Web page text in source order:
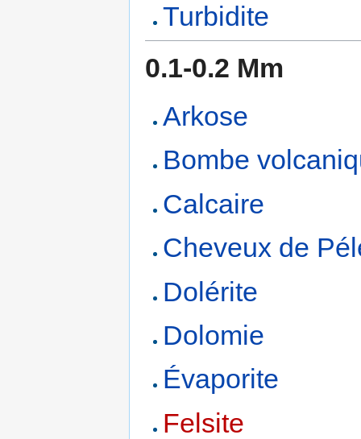
Turbidite
0.1-0.2 Mm
Arkose
Bombe
Calcaire
Cheveux de
Dolérite
Dolomie
Évaporite
Felsite